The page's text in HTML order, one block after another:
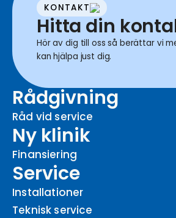
KONTAKT
Hitta din
Hör av dig till oss så berättar vi
kan hjälpa just dig.
Rådgivning
Råd vid service
Ny klinik
Finansiering
Service
Installationer
Teknisk service